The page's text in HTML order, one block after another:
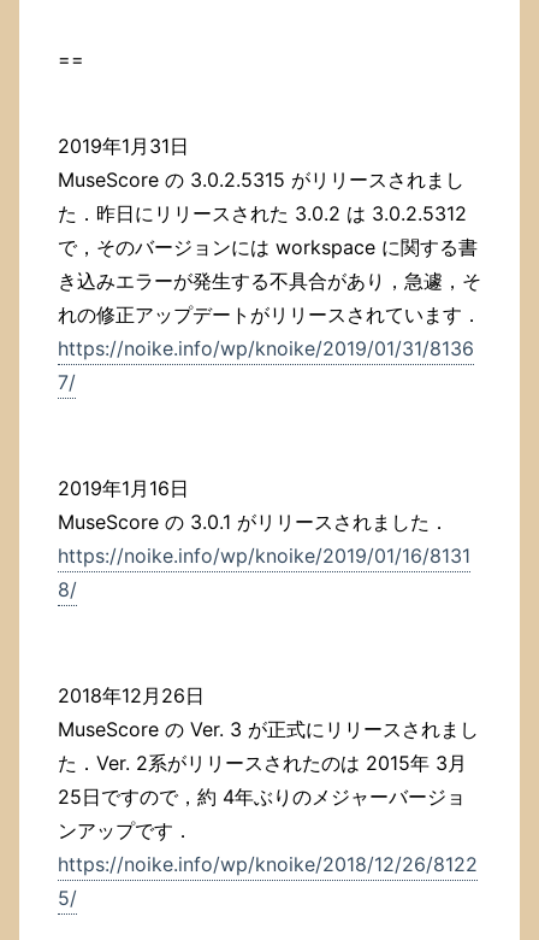
==
2019年1月31日
MuseScore の 3.0.2.5315 がリリースされまし
た．昨日にリリースされた 3.0.2 は 3.0.2.5312
で，そのバージョンには workspace に関する書
き込みエラーが発生する不具合があり，急遽，そ
れの修正アップデートがリリースされています．
https://noike.info/wp/knoike/2019/01/31/8136
7/
2019年1月16日
MuseScore の 3.0.1 がリリースされました．
https://noike.info/wp/knoike/2019/01/16/8131
8/
2018年12月26日
MuseScore の Ver. 3 が正式にリリースされまし
た．Ver. 2系がリリースされたのは 2015年 3月
25日ですので，約 4年ぶりのメジャーバージョ
ンアップです．
https://noike.info/wp/knoike/2018/12/26/8122
5/